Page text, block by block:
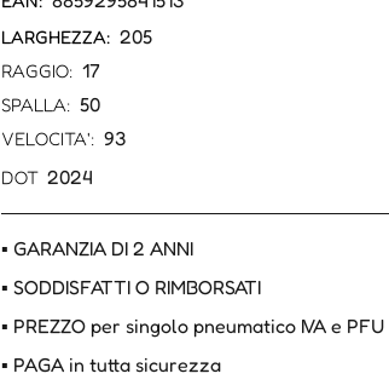
LARGHEZZA: 205
RAGGIO: 17
SPALLA: 50
VELOCITA': 93
DOT 2024
▪ GARANZIA DI 2 ANNI
▪ SODDISFATTI O RIMBORSATI
▪ PREZZO per singolo pneumatico IVA e
▪ PAGA in tutta sicurezza